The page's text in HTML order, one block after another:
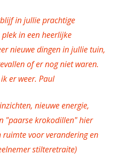
in jullie prachtige
in een heerlijke
nieuwe dingen in jullie tuin,
of er nog niet waren.
er weer. Paul
nieuwe energie,
"paarse krokodillen" hier
ruimte voor verandering en
stilteretraite)